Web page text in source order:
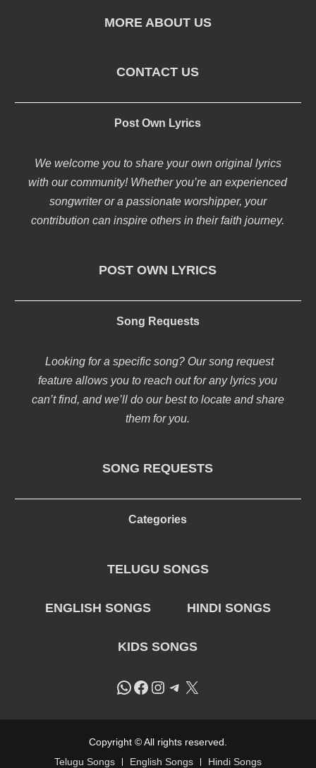
MORE ABOUT US
CONTACT US
Post Own Lyrics
We welcome you to share your own original lyrics
with our community! Whether you’re an experienced
songwriter or a passionate worshipper, your
contribution can inspire others in their faith journey.
POST OWN LYRICS
Song Requests
Looking for a specific song? Our song request
feature allows you to reach out for any lyrics you
can’t find, and we’ll do our best to locate and share
them for you.
SONG REQUESTS
Categories
TELUGU SONGS
ENGLISH SONGS HINDI SONGS
KIDS SONGS
WhatsApp
Facebook
Instagram
Telegram
X
Copyright © All rights reserved.
Telugu Songs
English Songs Hindi Songs